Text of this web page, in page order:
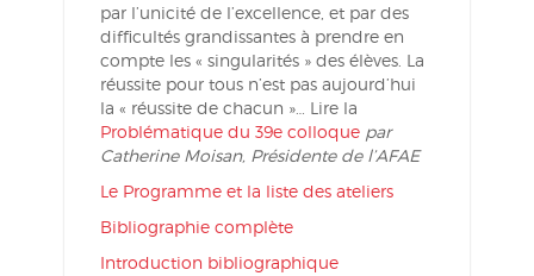
par l’unicité de l’excellence, et par des
difficultés grandissantes à prendre en
compte les « singularités » des élèves. La
réussite pour tous n’est pas aujourd’hui
la « réussite de chacun »… Lire la
Problématique du 39e colloquepar
Catherine Moisan, Présidente de l’AFAE
Le Programme et la liste des ateliers
Bibliographie complète
Introduction bibliographique